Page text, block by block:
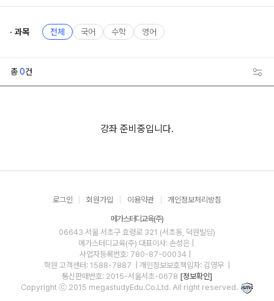
과목 전체 국어 수학 영어
총0건
강좌 준비중입니다.
로그인 회원가입 이용약관 개인정보처리방침
메가스터디교육(주)
06643 서울 서초구 효령로 321 (서초동, 덕원빌딩)
메가스터디교육(주) 대표이사: 손성은 |
사업자등록번호: 780-87-00034
학원 고객센터: 1588-7887
| 개인정보보호책임자: 김영무
통신판매번호: 2015-서울서초-0678 [정보확인]
Copyright ⓒ 2015 megastudyEdu.Co.Ltd. All right reserved.